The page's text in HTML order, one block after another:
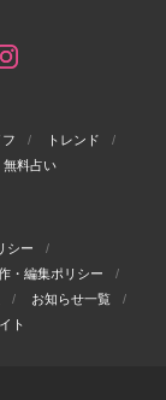
フ
トレンド
無料占い
シー
・編集ポリシー
お知らせ一覧
ト